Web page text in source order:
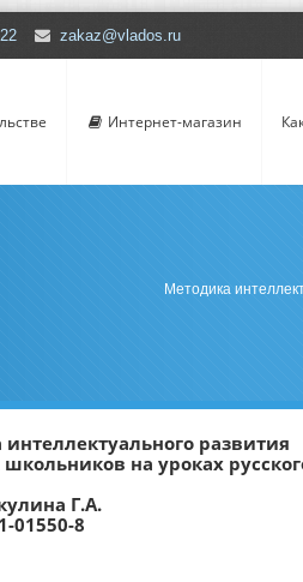
zakaz@vlados.ru
Интернет-магазин
Методика
развития
на уроках
Г.А.
01550-8